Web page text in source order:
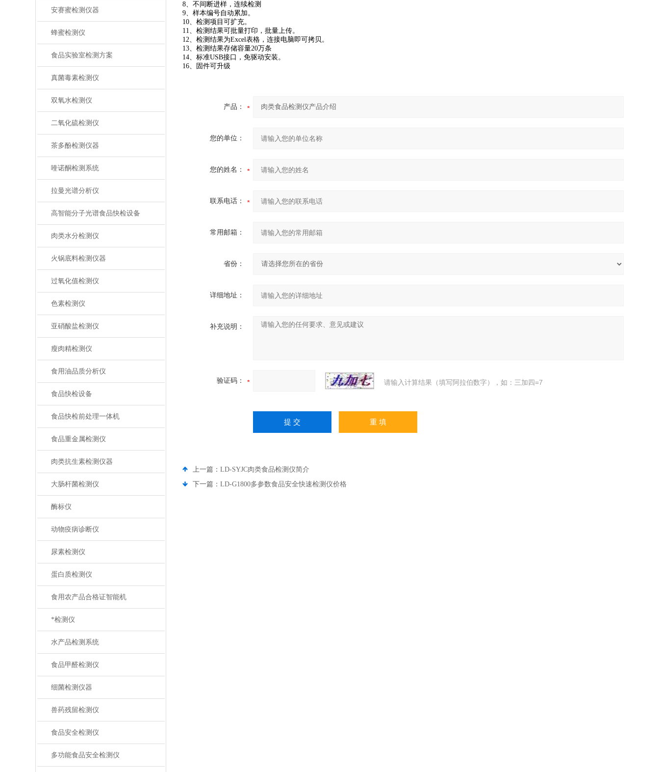
安赛蜜检测仪器
蜂蜜检测仪
食品实验室检测方案
真菌毒素检测仪
双氧水检测仪
二氧化硫检测仪
茶多酚检测仪器
喹诺酮检测系统
拉曼光谱分析仪
高智能分子光谱食品快检设备
肉类水分检测仪
火锅底料检测仪器
过氧化值检测仪
色素检测仪
亚硝酸盐检测仪
瘦肉精检测仪
食用油品质分析仪
食品快检设备
食品快检前处理一体机
食品重金属检测仪
肉类抗生素检测仪器
大肠杆菌检测仪
酶标仪
动物疫病诊断仪
尿素检测仪
蛋白质检测仪
食用农产品合格证智能机
*检测仪
水产品检测系统
食品甲醛检测仪
细菌检测仪器
兽药残留检测仪
食品安全检测仪
多功能食品安全检测仪
8、不间断进样，连续检测
9、样本编号自动累加。
10、检测项目可扩充。
11、检测结果可批量打印，批量上传。
12、检测结果为Excel表格，连接电脑即可拷贝。
13、检测结果存储容量20万条
14、标准USB接口，免驱动安装。
16、固件可升级
产品：
您的单位：
您的姓名：
联系电话：
常用邮箱：
省份：
详细地址：
补充说明：
验证码： 请输入计算结果（填写阿拉伯数字），如：三加四=7
上一篇： LD-SYJC肉类食品检测仪简介
下一篇： LD-G1800多参数食品安全快速检测仪价格